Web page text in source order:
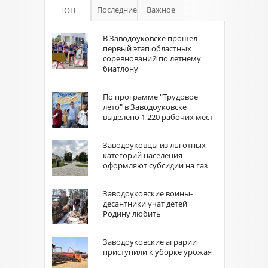
ТОП Последние Важное
В Заводоуковске прошёл
первый этап областных
соревнований по летнему
биатлону
По программе "Трудовое
лето" в Заводоуковске
выделено 1 220 рабочих мест
Заводоуковцы из льготных
категорий населения
оформляют субсидии на газ
Заводоуковские воины-
десантники учат детей
Родину любить
Заводоуковские аграрии
приступили к уборке урожая